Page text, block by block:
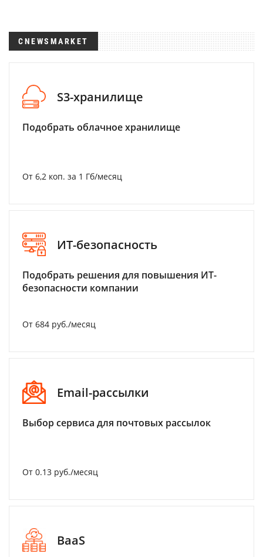
CNEWSMARKET
S3-хранилище
Подобрать облачное хранилище
От 6,2 коп. за 1 Гб/месяц
ИТ-безопасность
Подобрать решения для повышения ИТ-
безопасности компании
От 684 руб./месяц
Email-рассылки
Выбор сервиса для почтовых рассылок
От 0.13 руб./месяц
BaaS